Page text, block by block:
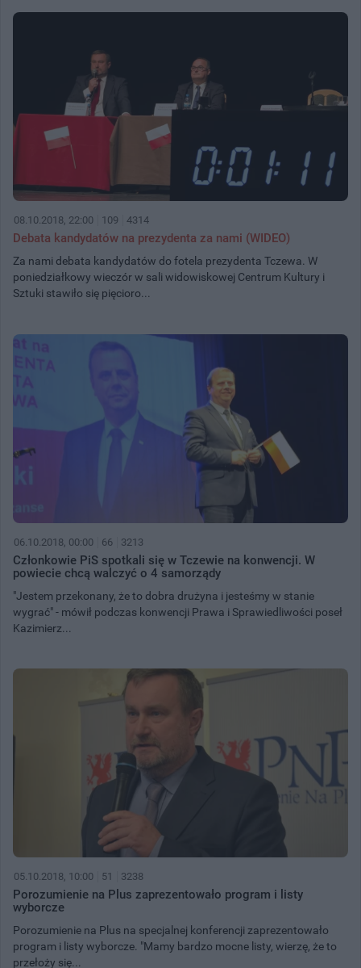
08.10.2018, 22:00 109 4314
Debata kandydatów na prezydenta za nami (WIDEO)
Za nami debata kandydatów do fotela prezydenta Tczewa. W
poniedziałkowy wieczór w sali widowiskowej Centrum Kultury i
Sztuki stawiło się pięcioro...
06.10.2018, 00:00 66 3213
Członkowie PiS spotkali się w Tczewie na konwencji. W
powiecie chcą walczyć o 4 samorządy
"Jestem przekonany, że to dobra drużyna i jesteśmy w stanie
wygrać" - mówił podczas konwencji Prawa i Sprawiedliwości poseł
Kazimierz...
05.10.2018, 10:00 51 3238
Porozumienie na Plus zaprezentowało program i listy
wyborcze
Porozumienie na Plus na specjalnej konferencji zaprezentowało
program i listy wyborcze. "Mamy bardzo mocne listy, wierzę, że to
przełoży się...